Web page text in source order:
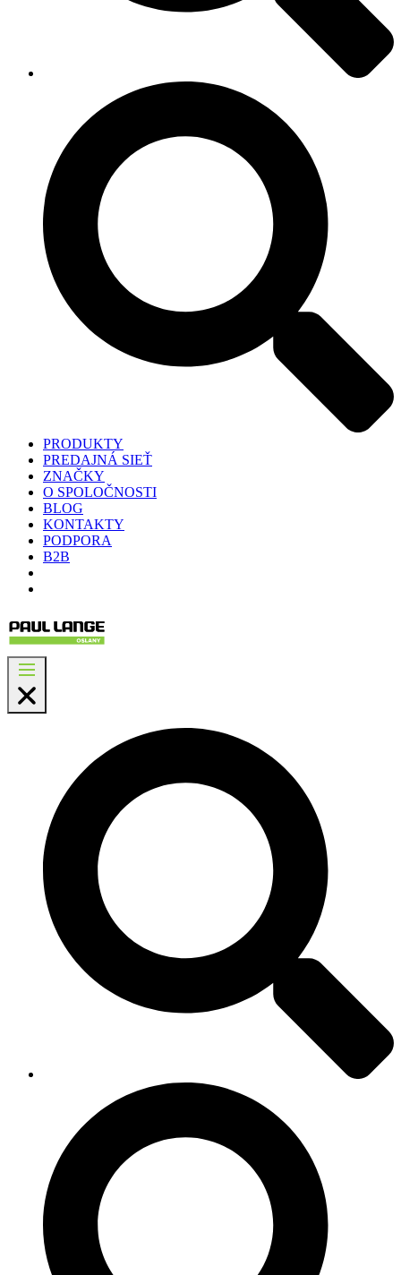
PRODUKTY
PREDAJNÁ SIEŤ
ZNAČKY
O SPOLOČNOSTI
BLOG
KONTAKTY
PODPORA
B2B